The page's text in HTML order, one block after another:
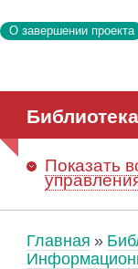
О завершении проекта
Показать
Главная